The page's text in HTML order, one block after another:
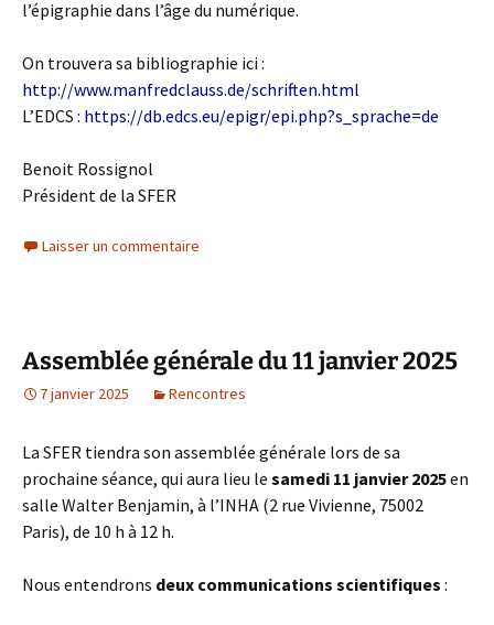
l’épigraphie dans l’âge du numérique.
On trouvera sa bibliographie ici :
http://www.manfredclauss.de/schriften.html
L’EDCS : https://db.edcs.eu/epigr/epi.php?s_sprache=de
Benoit Rossignol
Président de la SFER
Laisser un commentaire
Assemblée générale du 11 janvier 2025
7 janvier 2025 Rencontres
La SFER tiendra son assemblée générale lors de sa
prochaine séance, qui aura lieu le samedi 11 janvier 2025en
salle Walter Benjamin, à l’INHA (2 rue Vivienne, 75002
Paris), de 10 h à 12 h.
Nous entendrons deux communications scientifiques :